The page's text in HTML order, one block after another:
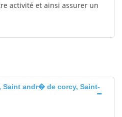
activité et ainsi assurer un
andr� de corcy, Saint-